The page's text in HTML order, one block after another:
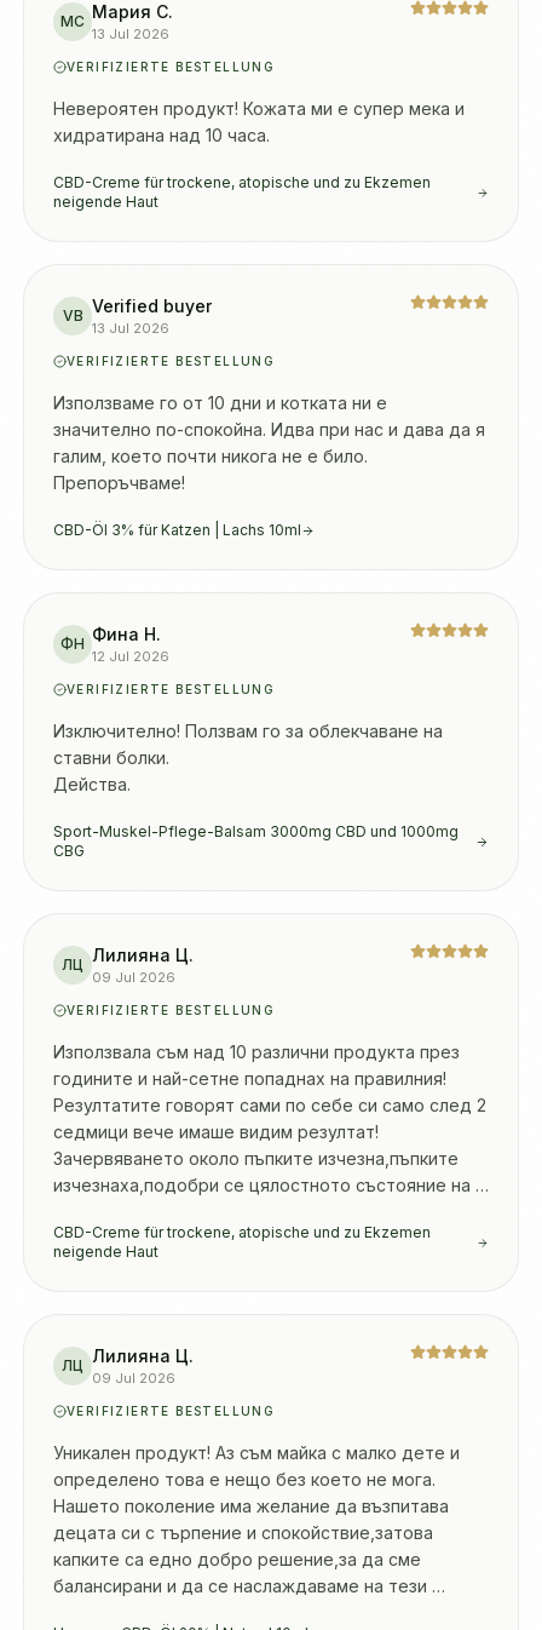
МС Мария С.
13 Jul 2026
VERIFIZIERTE BESTELLUNG
Невероятен продукт! Кожата ми е супер мека и
хидратирана над 10 часа.
CBD-Creme für trockene, atopische und zu Ekzemen
neigende Haut
VB Verified buyer
13 Jul 2026
VERIFIZIERTE BESTELLUNG
Използваме го от 10 дни и котката ни е
значително по-спокойна. Идва при нас и дава да я
галим, което почти никога не е било.
Препоръчваме!
CBD-Öl 3% für Katzen | Lachs 10ml
ФН Фина Н.
12 Jul 2026
VERIFIZIERTE BESTELLUNG
Изключително! Ползвам го за облекчаване на
ставни болки.
Действа.
Sport-Muskel-Pflege-Balsam 3000mg CBD und 1000mg
CBG
ЛЦ Лилияна Ц.
09 Jul 2026
VERIFIZIERTE BESTELLUNG
Използвала съм над 10 различни продукта през
годините и най-сетне попаднах на правилния!
Резултатите говорят сами по себе си само след 2
седмици вече имаше видим резултат!
Зачервяването около пъпките изчезна,пъпките
изчезнаха,подобри се цялостното състояние на
CBD-Creme für trockene, atopische und zu Ekzemen
neigende Haut
ЛЦ Лилияна Ц.
09 Jul 2026
VERIFIZIERTE BESTELLUNG
Уникален продукт! Аз съм майка с малко дете и
определено това е нещо без което не мога.
Нашето поколение има желание да възпитава
децата си с търпение и спокойствие,затова
капките са едно добро решение,за да сме
балансирани и да се наслаждаваме на тези